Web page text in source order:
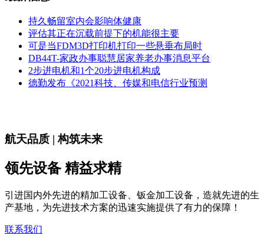
持久畅留室内会影响体健康
评估其正在沉载前提下的机能很主要
可是当FDM3D打印机打印一些悬垂布局时
DB44T-家政办事聪慧居家养老办事消息平台
2步进电机和1个20步进电机构成
德勤发布《2021科技、传媒和电信行业预测
航天品质 | 构筑未来
领先设备 精益求精
引进国内外先进的精加工设备、钣金加工设备，造就先进的生
产基地，为先进技术方案的迅速实施提供了有力的保障！
联系我们